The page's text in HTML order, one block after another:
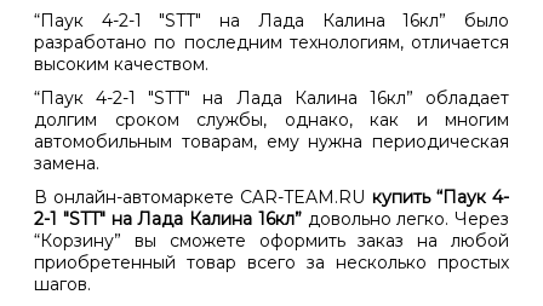
“Паук 4-2-1 "STT" на Лада Калина 16кл” было
разработано по последним технологиям, отличается
высоким качеством.
“Паук 4-2-1 "STT" на Лада Калина 16кл” обладает
долгим сроком службы, однако, как и многим
автомобильным товарам, ему нужна периодическая
замена.
В онлайн-автомаркете CAR-TEAM.RU купить “Паук 4-
2-1 "STT" на Лада Калина 16кл”довольно легко. Через
“Корзину” вы сможете оформить заказ на любой
приобретенный товар всего за несколько простых
шагов.